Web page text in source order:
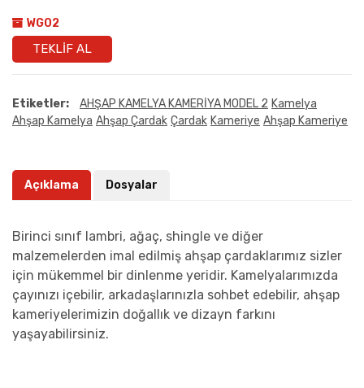
WG02
TEKLIF AL
Etiketler: AHŞAP KAMELYA KAMERİYA MODEL 2 Kamelya
Ahşap Kamelya Ahşap Çardak Çardak Kameriye Ahşap Kameriye
Açıklama Dosyalar
Birinci sınıf lambri, ağaç, shingle ve diğer
malzemelerden imal edilmiş ahşap çardaklarımız sizler
için mükemmel bir dinlenme yeridir. Kamelyalarımızda
çayınızı içebilir, arkadaşlarınızla sohbet edebilir, ahşap
kameriyelerimizin doğallık ve dizayn farkını
yaşayabilirsiniz.